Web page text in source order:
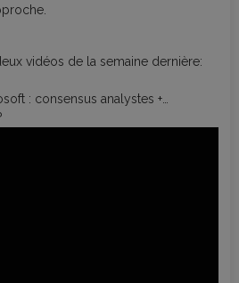
vidéos de la semaine dernière:
: consensus analystes +